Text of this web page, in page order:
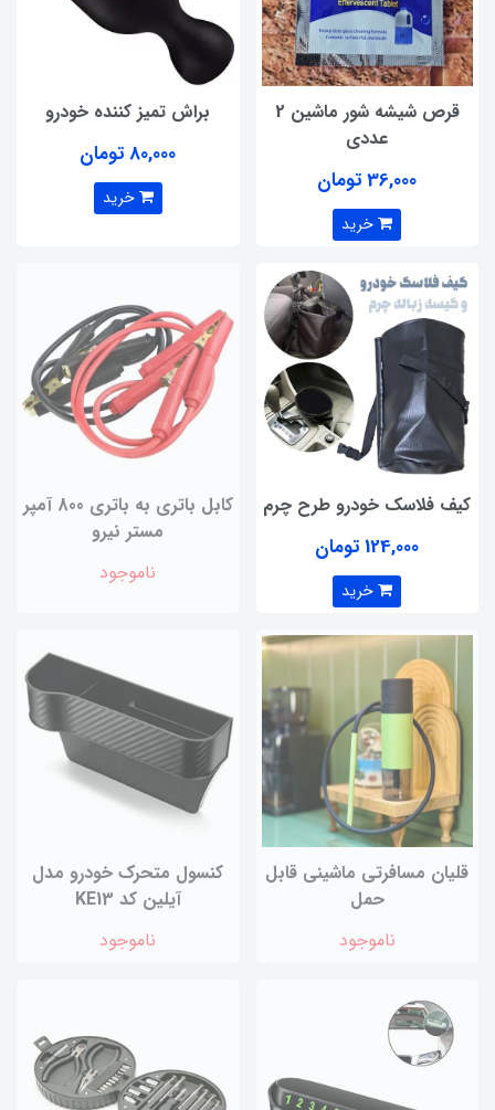
قرص شیشه شور ماشین 2
عددی
36,000 تومان
خرید
براش تمیز کننده خودرو
80,000 تومان
خرید
کیف فلاسک خودرو طرح چرم
124,000 تومان
خرید
کابل باتری به باتری 800 آمپر
مستر نیرو
ناموجود
قلیان مسافرتی ماشینی قابل
حمل
ناموجود
کنسول متحرک خودرو مدل
آیلین کد KE13
ناموجود